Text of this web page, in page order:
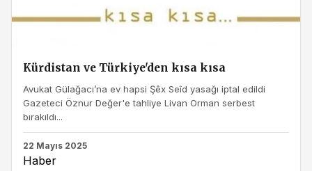
Kürdistan ve Türkiye'den kısa kısa
Avukat Gülağacı’na ev hapsi Şêx Seîd yasağı iptal edildi
Gazeteci Öznur Değer'e tahliye Livan Orman serbest
bırakıldı...
22 Mayıs 2025
Haber